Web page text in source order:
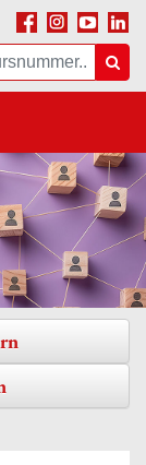
Facebook
Instagram
Youtube